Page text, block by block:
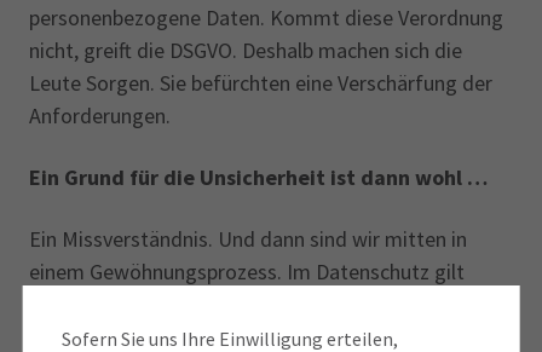
Sofern Sie uns Ihre Einwilligung erteilen,
personenbezogene Daten. Kommt diese Verordnung
nicht, greift die DSGVO. Deshalb machen sich die
Leute Sorgen. Sie befürchten eine Verschärfung der
Anforderungen.
Ein Grund für die Unsicherheit ist dann wohl …
Ein Missverständnis. Und dann sind wir mitten in
einem Gewöhnungsprozess. Im Datenschutz gilt
Jahren. Das schafft Unsicherheit, aber das lässt sich